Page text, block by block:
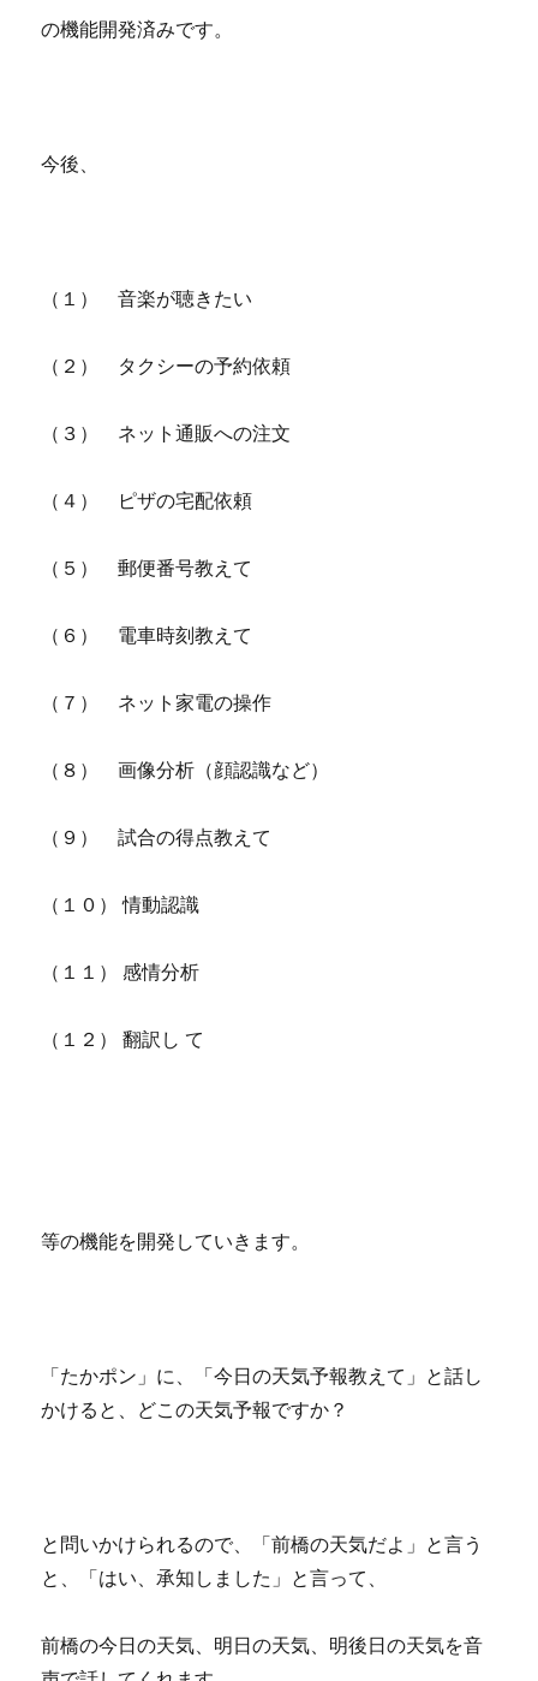
の機能開発済みです。
今後、
（１） 音楽が聴きたい
（２） タクシーの予約依頼
（３） ネット通販への注文
（４） ピザの宅配依頼
（５） 郵便番号教えて
（６） 電車時刻教えて
（７） ネット家電の操作
（８） 画像分析（顔認識など）
（９） 試合の得点教えて
（１０） 情動認識
（１１） 感情分析
（１２） 翻訳し て
等の機能を開発していきます。
「たかポン」に、「今日の天気予報教えて」と話し
かけると、どこの天気予報ですか？
と問いかけられるので、「前橋の天気だよ」と言う
と、「はい、承知しました」と言って、
前橋の今日の天気、明日の天気、明後日の天気を音